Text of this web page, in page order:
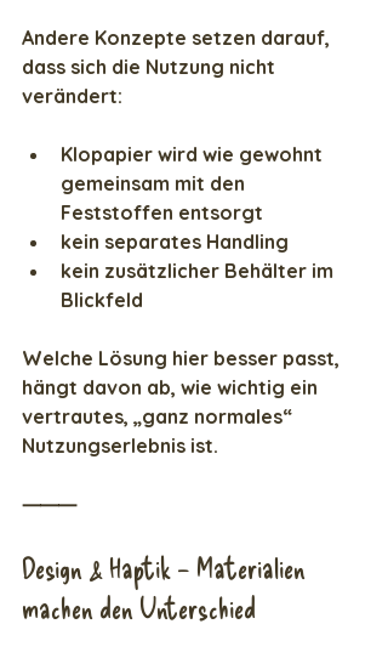
Andere Konzepte setzen darauf,
dass sich die Nutzung nicht
verändert:
Klopapier wird wie gewohnt
gemeinsam mit den
Feststoffen entsorgt
kein separates Handling
kein zusätzlicher Behälter im
Blickfeld
Welche Lösung hier besser passt,
hängt davon ab, wie wichtig ein
vertrautes, „ganz normales“
Nutzungserlebnis ist.
⸻
Design & Haptik – Materialien
machen den Unterschied